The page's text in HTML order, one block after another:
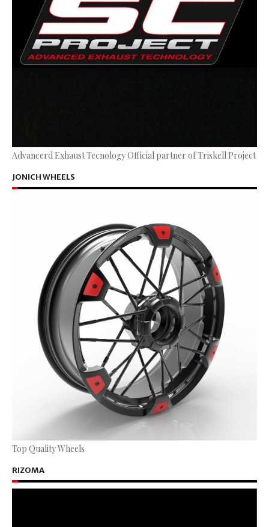
Advancerd Exhaust Tecnology Official partner of Triskell Project
JONICH WHEELS
Top Quality Wheels
RIZOMA